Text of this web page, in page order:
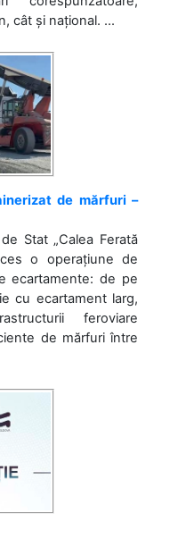
cât și național. ...
de mărfuri –
Stat „Calea Ferată
o operațiune de
ecartamente: de pe
cu ecartament larg,
feroviare
de mărfuri între